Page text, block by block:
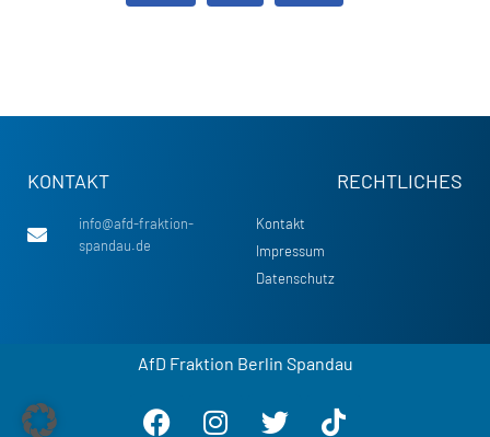
KONTAKT
info@afd-fraktion-
spandau.de
RECHTLICHES
Kontakt
Impressum
Datenschutz
AfD Fraktion Berlin Spandau